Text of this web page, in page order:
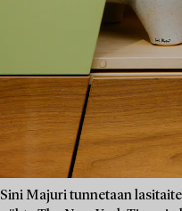
Sini Majuri tunnetaan